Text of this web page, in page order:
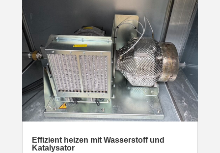
Effizient heizen mit Wasser­stoff und
Katalysator